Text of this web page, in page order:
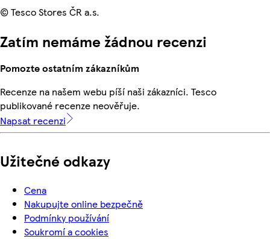
© Tesco Stores ČR a.s.
Zatím nemáme žádnou recenzi
Pomozte ostatním zákazníkům
Recenze na našem webu píší naši zákazníci. Tesco
publikované recenze neověřuje.
Napsat recenzi
Užitečné odkazy
Cena
Nakupujte online bezpečně
Podmínky používání
Soukromí a cookies